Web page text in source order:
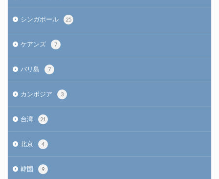
シンガポール 25
ケアンズ 7
バリ島 7
カンボジア 3
台湾 21
北京 4
韓国 9